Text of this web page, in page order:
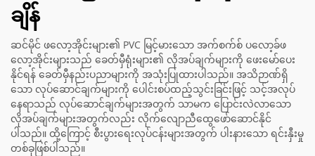
ချိန်
ဆင်မိုင် ဖလော့အိုင်းများ၏ PVC မြင့်မားသော အက်စက်စ် ပလော့ခ်ဖ
လော့အိုင်းများသည် ခေတ်မှီရုံးများ၏ လိုအပ်ချက်များကို ဖေးမော်ပေး
နိုင်ရန် ခေတ်မှီနည်းပညာများကို အသုံးပြုထားပါသည်။ အသိဉာဏ်ရှိ
သော လုပ်ဆောင်ချက်များကို ပေါင်းစပ်ထည့်သွင်းခြင်းဖြင့် သင့်အလုပ်
နေရာသည် လုပ်ဆောင်ချက်များအတွက် သာမက ပြောင်းလဲလာသော
လိုအပ်ချက်များအတွက်လည်း လိုက်လျောညီထွေဖော်ဆောင်နိုင်
ပါသည်။ ထို့ကြောင့် စီးပွားရေးလုပ်ငန်းများအတွက် ပါးနားသော ရင်းနှီးမှု
တစ်ခုဖြစ်ပါသည်။